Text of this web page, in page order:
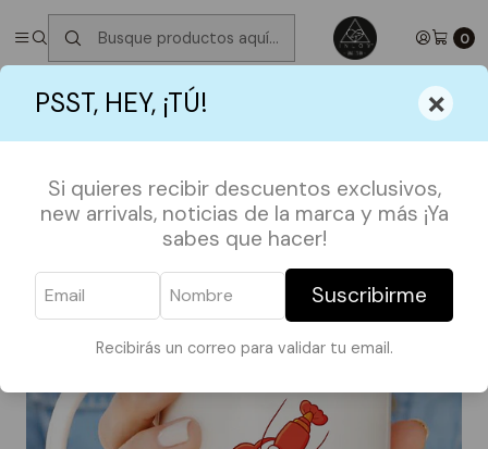
PSST, HEY, ¡TÚ! ×
Si quieres recibir descuentos exclusivos,
new arrivals, noticias de la marca y más ¡Ya
sabes que hacer!
Suscribirme
Recibirás un correo para validar tu email.
0
✮ ⋆ ˚｡𖦹 ⋆｡°✩Próximos Despachos martes 11 de Agosto
⋆｡°✩
SHOP BY FANDOMS
Tazón Friends / You're My Lobster